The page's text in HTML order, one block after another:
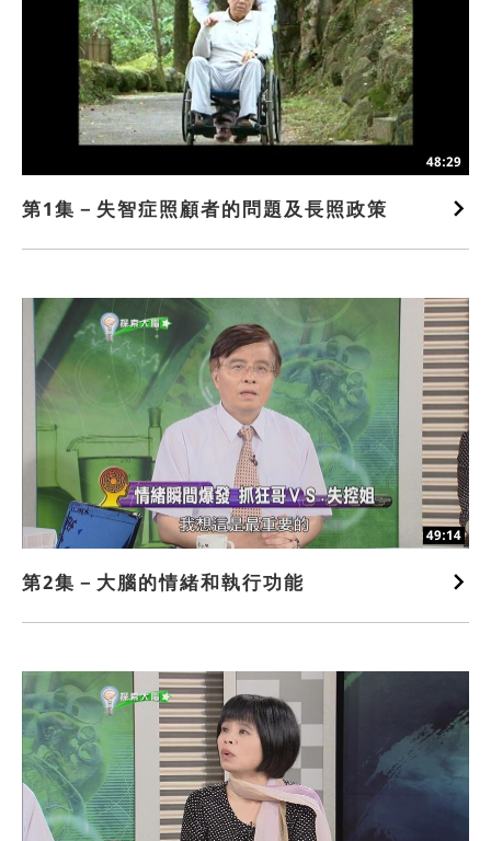
48:29
第1集－失智症照顧者的問題及長照政策
49:14
第2集－大腦的情緒和執行功能